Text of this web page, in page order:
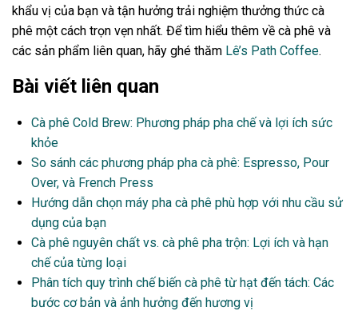
khẩu vị của bạn và tận hưởng trải nghiệm thưởng thức cà
phê một cách trọn vẹn nhất. Để tìm hiểu thêm về cà phê và
các sản phẩm liên quan, hãy ghé thăm Lê’s Path Coffee.
Bài viết liên quan
Cà phê Cold Brew: Phương pháp pha chế và lợi ích sức
khỏe
So sánh các phương pháp pha cà phê: Espresso, Pour
Over, và French Press
Hướng dẫn chọn máy pha cà phê phù hợp với nhu cầu sử
dụng của bạn
Cà phê nguyên chất vs. cà phê pha trộn: Lợi ích và hạn
chế của từng loại
Phân tích quy trình chế biến cà phê từ hạt đến tách: Các
bước cơ bản và ảnh hưởng đến hương vị